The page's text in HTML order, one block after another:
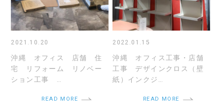
2021.10.20
沖縄 オフィス 店舗 住
宅 リフォーム リノベー
ション工事 …
READ MORE
2022.01.15
沖縄 オフィス工事・店舗
工事 デザインクロス（壁
紙）インクジ…
READ MORE